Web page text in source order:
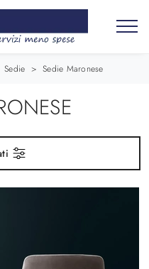
Sedie > Sedie Maronese